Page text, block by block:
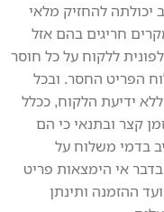
יכולתה להחזיק מלאי
חריגים בהם אזל
ללקוח על כל חוסר
הפריט החסר. ובכל
ידיעת הלקוח, ככלל
קצר ובתנאי כי הם
בדמי משלוח על
אי הימצאות פריט
ההזמנה ותינתן